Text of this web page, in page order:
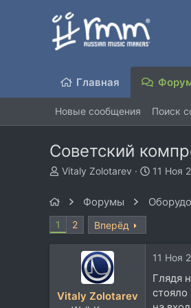
Главная
Новые сообщения Поиск
Советский
А
т
Vitaly Zolotarev
Д
т
а
а
л
а
11 Ноя
Форумы
1 2 Вперёд
Vitaly Zolotarev
11 Ноя
Глядя